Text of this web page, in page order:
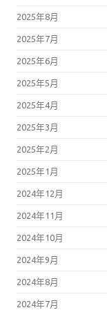
2025年8月
2025年7月
2025年6月
2025年5月
2025年4月
2025年3月
2025年2月
2025年1月
2024年12月
2024年11月
2024年10月
2024年9月
2024年8月
2024年7月